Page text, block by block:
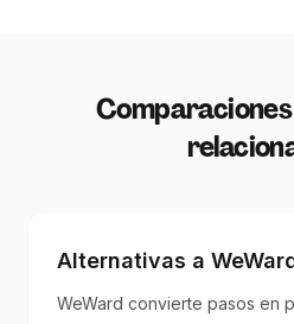
Alternativas a
WeWard convierte pasos en